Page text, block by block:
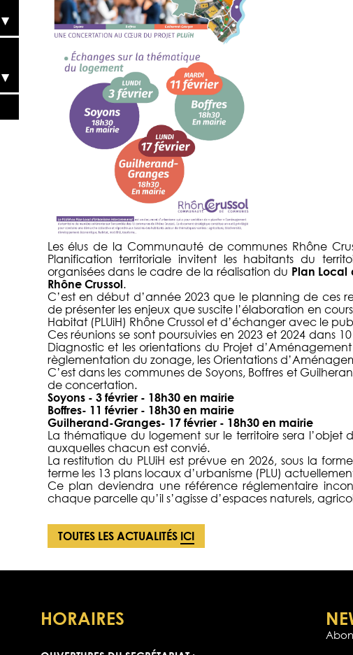
Les élus de la Communauté de communes Rhône
Planification territoriale invitent les habitants du
organisées dans le cadre de la réalisation du Plan Local
Rhône Crussol.
C’est en début d’année 2023 que le planning de ces
de présenter les enjeux que suscite l’élaboration en
Habitat (PLUiH) Rhône Crussol et d’échanger avec le
Ces réunions se sont poursuivies en 2023 et 2024 dans
Diagnostic et les orientations du Projet
règlementation du zonage, les Orientations
C’est dans les communes de Soyons, Boffres et
de concertation.
Soyons - 3 février - 18h30 en mairie
Boffres- 11 février - 18h30 en mairie
Guilherand-Granges- 17 février - 18h30 en mairie
La thématique du logement sur le territoire sera l’objet
auxquelles chacun est convié.
La restitution du PLUiH est prévue en 2026, sous la
terme les 13 plans locaux d’urbanisme (PLU)
Ce plan deviendra une référence réglementaire
chaque parcelle qu’il s’agisse d’espaces naturels,
TOUTES LES ACTUALITÉS ICI
HORAIRES